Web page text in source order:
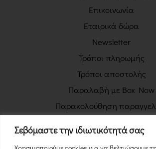
Σεβόμαστε την ιδιωτικότητά σας
Επικοινωνία
Εταιρικά δώρα
Newsletter
Τρόποι πληρωμής
Τρόποι αποστολής
Παραλαβή με Box Now
Παρακολούθηση
Όροι χρήσης